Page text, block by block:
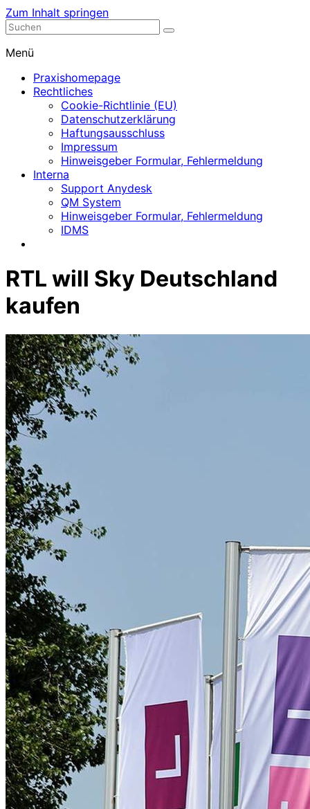
Zum Inhalt springen
Nephrologische Praxis mit Dialyse
Menü
Praxishomepage
Rechtliches
Cookie-Richtlinie (EU)
Datenschutzerklärung
Haftungsausschluss
Impressum
Hinweisgeber Formular, Fehlermeldung
Interna
Support Anydesk
QM System
Hinweisgeber Formular, Fehlermeldung
IDMS
RTL will Sky Deutschland
kaufen